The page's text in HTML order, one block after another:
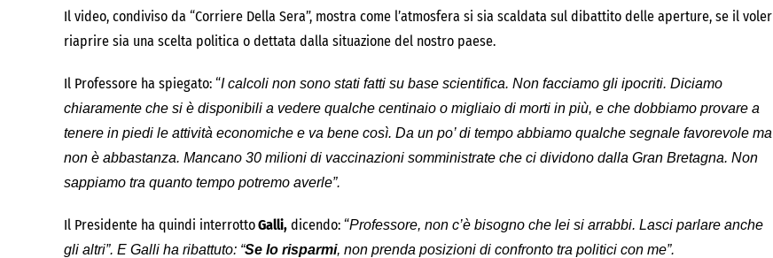
Il video, condiviso da “Corriere Della Sera”, mostra come l’atmosfera si sia scaldata sul dibattito delle aperture, se il voler
riaprire sia una scelta politica o dettata dalla situazione del nostro paese.
Il Professore ha spiegato: “I calcoli non sono stati fatti su base scientifica. Non facciamo gli ipocriti. Diciamo
chiaramente che si è disponibili a vedere qualche centinaio o migliaio di morti in più, e che dobbiamo provare a
tenere in piedi le attività economiche e va bene così. Da un po’ di tempo abbiamo qualche segnale favorevole ma
non è abbastanza. Mancano 30 milioni di vaccinazioni somministrate che ci dividono dalla Gran Bretagna. Non
sappiamo tra quanto tempo potremo averle”.
Il Presidente ha quindi interrottoGalli, dicendo: “Professore, non c’è bisogno che lei si arrabbi. Lasci parlare anche
gli altri”. E Galli ha ribattuto: “Se lo risparmi, non prenda posizioni di confronto tra politici con me”.